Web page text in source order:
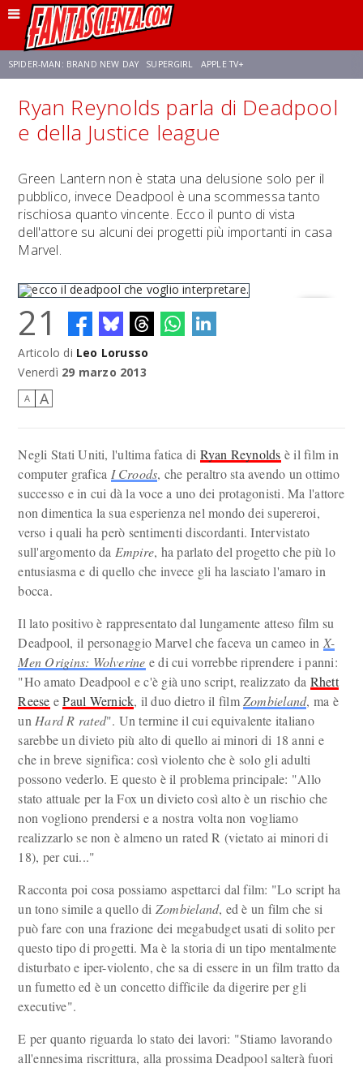
SPIDER-MAN: BRAND NEW DAY SUPERGIRL APPLE TV+
FRANCO RICCIARDIELLO ZENDAYA AVENGERS: DOOMSDAY STAR TREK
Ryan Reynolds parla di Deadpool
e della Justice league
Green Lantern non è stata una delusione solo per il
pubblico, invece Deadpool è una scommessa tanto
rischiosa quanto vincente. Ecco il punto di vista
dell'attore su alcuni dei progetti più importanti in casa
Marvel.
ecco il deadpool che voglio interpretare.
21
Articolo di Leo Lorusso
Venerdì 29 marzo 2013
A A
Negli Stati Uniti, l'ultima fatica di Ryan Reynolds è il film in
computer grafica I Croods, che peraltro sta avendo un ottimo
successo e in cui dà la voce a uno dei protagonisti. Ma l'attore
non dimentica la sua esperienza nel mondo dei supereroi,
verso i quali ha però sentimenti discordanti. Intervistato
sull'argomento da Empire, ha parlato del progetto che più lo
entusiasma e di quello che invece gli ha lasciato l'amaro in
bocca.
Il lato positivo è rappresentato dal lungamente atteso film su
Deadpool, il personaggio Marvel che faceva un cameo in X-
Men Origins: Wolverine e di cui vorrebbe riprendere i panni:
"Ho amato Deadpool e c'è già uno script, realizzato da Rhett
Reese ePaul Wernick, il duo dietro il filmZombieland, ma è
un Hard R rated". Un termine il cui equivalente italiano
sarebbe un divieto più alto di quello ai minori di 18 anni e
che in breve significa: così violento che è solo gli adulti
possono vederlo. E questo è il problema principale: "Allo
stato attuale per la Fox un divieto così alto è un rischio che
non vogliono prendersi e a nostra volta non vogliamo
realizzarlo se non è almeno un rated R (vietato ai minori di
18), per cui..."
Racconta poi cosa possiamo aspettarci dal film: "Lo script ha
un tono simile a quello di Zombieland, ed è un film che si
può fare con una frazione dei megabudget usati di solito per
questo tipo di progetti. Ma è la storia di un tipo mentalmente
disturbato e iper-violento, che sa di essere in un film tratto da
un fumetto ed è un concetto difficile da digerire per gli
executive".
E per quanto riguarda lo stato dei lavori: "Stiamo lavorando
all'ennesima riscrittura, alla prossima Deadpool salterà fuori